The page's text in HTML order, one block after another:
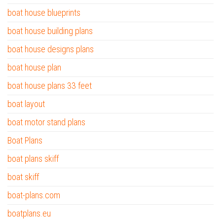
boat house blueprints
boat house building plans
boat house designs plans
boat house plan
boat house plans 33 feet
boat layout
boat motor stand plans
Boat Plans
boat plans skiff
boat skiff
boat-plans.com
boatplans.eu